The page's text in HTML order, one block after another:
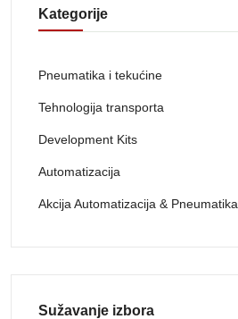
Kategorije
Pneumatika i tekućine
Tehnologija transporta
Development Kits
Automatizacija
Akcija Automatizacija & Pneumatika
Sužavanje izbora